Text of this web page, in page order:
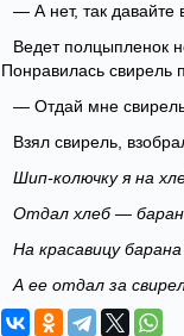
— А нет, так давайте
Ведет полцыпленок
Понравилась свирель
— Отдай мне
Взял свирель,
Шип-колючку я на
Отдал хлеб —
На красавицу
А ее отдал за